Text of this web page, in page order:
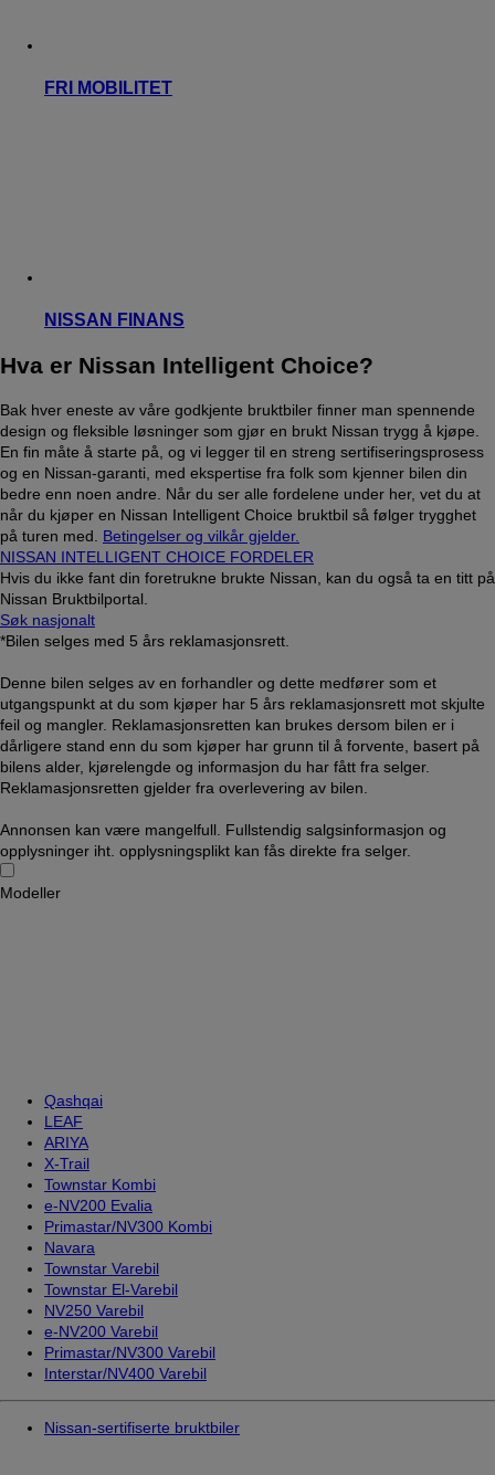
FRI MOBILITET
NISSAN FINANS
Hva er Nissan Intelligent Choice?
Bak hver eneste av våre godkjente bruktbiler finner man spennende
design og fleksible løsninger som gjør en brukt Nissan trygg å kjøpe.
En fin måte å starte på, og vi legger til en streng sertifiseringsprosess
og en Nissan-garanti, med ekspertise fra folk som kjenner bilen din
bedre enn noen andre. Når du ser alle fordelene under her, vet du at
når du kjøper en Nissan Intelligent Choice bruktbil så følger trygghet
på turen med. Betingelser og vilkår gjelder.
NISSAN INTELLIGENT CHOICE FORDELER
Hvis du ikke fant din foretrukne brukte Nissan, kan du også ta en titt på
Nissan Bruktbilportal.
Søk nasjonalt
*Bilen selges med 5 års reklamasjonsrett.
Denne bilen selges av en forhandler og dette medfører som et
utgangspunkt at du som kjøper har 5 års reklamasjonsrett mot skjulte
feil og mangler. Reklamasjonsretten kan brukes dersom bilen er i
dårligere stand enn du som kjøper har grunn til å forvente, basert på
bilens alder, kjørelengde og informasjon du har fått fra selger.
Reklamasjonsretten gjelder fra overlevering av bilen.
Annonsen kan være mangelfull. Fullstendig salgsinformasjon og
opplysninger iht. opplysningsplikt kan fås direkte fra selger.
Modeller
Qashqai
LEAF
ARIYA
X-Trail
Townstar Kombi
e-NV200 Evalia
Primastar/NV300 Kombi
Navara
Townstar Varebil
Townstar El-Varebil
NV250 Varebil
e-NV200 Varebil
Primastar/NV300 Varebil
Interstar/NV400 Varebil
Nissan-sertifiserte bruktbiler